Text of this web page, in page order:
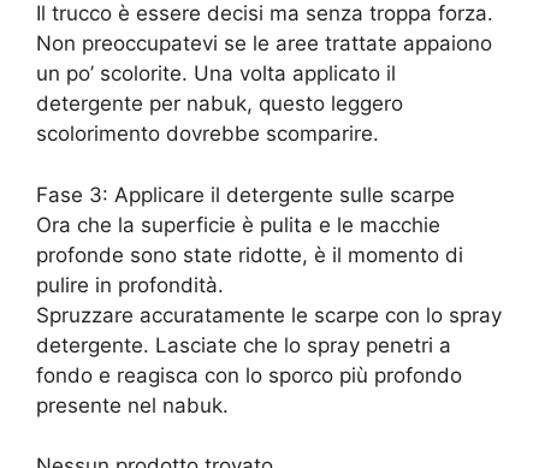
Il trucco è essere decisi ma senza troppa forza.
Non preoccupatevi se le aree trattate appaiono
un po’ scolorite. Una volta applicato il
detergente per nabuk, questo leggero
scolorimento dovrebbe scomparire.
Fase 3: Applicare il detergente sulle scarpe
Ora che la superficie è pulita e le macchie
profonde sono state ridotte, è il momento di
pulire in profondità.
Spruzzare accuratamente le scarpe con lo spray
detergente. Lasciate che lo spray penetri a
fondo e reagisca con lo sporco più profondo
presente nel nabuk.